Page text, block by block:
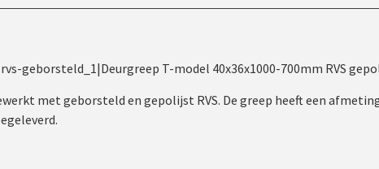
T-model 40x36x1000-700mm RVS
met geborsteld en gepolijst RVS. De greep heeft een